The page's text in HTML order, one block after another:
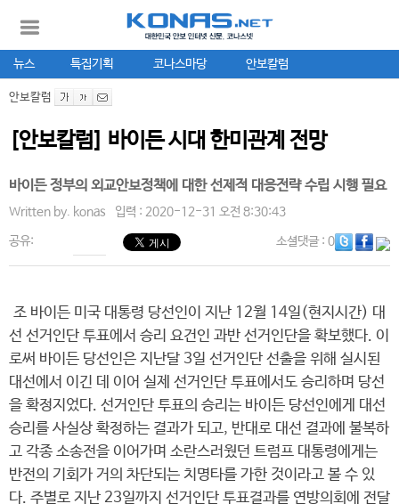
뉴스 특집기획 코나스마당 안보칼럼
안보칼럼
[안보칼럼] 바이든 시대 한미관계 전망
바이든 정부의 외교안보정책에 대한 선제적 대응전략 수립 시행 필요
Written by. konas 입력 : 2020-12-31 오전 8:30:43
공유: 소셜댓글: 0
조 바이든 미국 대통령 당선인이 지난 12월 14일(현지시간) 대
선 선거인단 투표에서 승리 요건인 과반 선거인단을 확보했다. 이
로써 바이든 당선인은 지난달 3일 선거인단 선출을 위해 실시된
대선에서 이긴 데 이어 실제 선거인단 투표에서도 승리하며 당선
을 확정지었다. 선거인단 투표의 승리는 바이든 당선인에게 대선
승리를 사실상 확정하는 결과가 되고, 반대로 대선 결과에 불복하
고 각종 소송전을 이어가며 소란스러웠던 트럼프 대통령에게는
반전의 기회가 거의 차단되는 치명타를 가한 것이라고 볼 수 있
다. 주별로 지난 23일까지 선거인단 투표결과를 연방의회에 전달